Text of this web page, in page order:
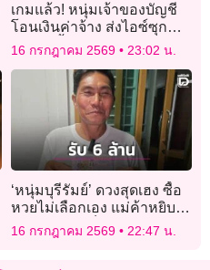
เกมแล้ว! หนุ่มเจ้าของบัญชี
โอนเงินค่าจ้าง ส่งไอซ์ซุก
กระปุกน้ำมะขามเปียกไป
16 กรกฎาคม 2569 23:02 น.
‘หนุ่มบุรีรัมย์’ ดวงสุดเฮง ซื้อ
หวยไม่เลือกเอง แม่ค้าหยิบใส่
มือให้ กลายเป็นรางวัลใหญ่
รับ 6 ล้าน
16 กรกฎาคม 2569 22:47 น.